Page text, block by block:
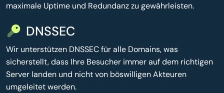
maximale Uptime und Redundanz zu gewährleisten.
DNSSEC
Wir unterstützen DNSSEC für alle Domains, was
sicherstellt, dass Ihre Besucher immer auf dem richtigen
Server landen und nicht von böswilligen Akteuren
umgeleitet werden.